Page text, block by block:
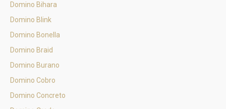
Domino Bihara
Domino Blink
Domino Bonella
Domino Braid
Domino Burano
Domino Cobro
Domino Concreto